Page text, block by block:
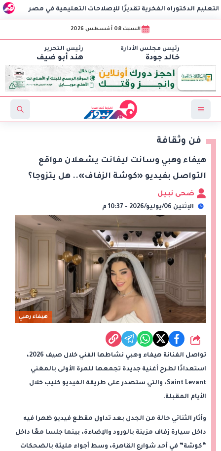
وزارة الصحة تستقبل اكتر من 71 مليون زيارة تقديرًا للإصلاحات التعليمية في مصر
السبت 08 أغسطس 2026
رئيس مجلس الأدارة
خالد جودة
رئيس التحرير
هند أبو ضيف
فن وثقافة
هيفاء وهبي وسانت ليفانت يشعلان مواقع
التواصل بفيديو «كوشة الزفاف».. هل يتزوجا؟
ضحى نبيل
الإثنين 06/يوليو/2026 - 10:37 م
هيفاء رهبي
شارك
تواصل الفنانة هيفاء وهبي نشاطها الفني خلال صيف 2026،
استعدادًا لطرح أغنية جديدة تجمعها للمرة الأولى بالمغني
Saint Levant، والتي ستصدر على طريقة الفيديو كليب خلال
الأيام المقبلة.
وأثار الثنائي حالة من الجدل بعد تداول مقطع فيديو ظهرا فيه
داخل سيارة زفاف مزينة بالورود والإضاءة، بينما جلسا معًا داخل
“كوشة” في أحد شوارع القاهرة، وسط أجواء مليئة بالضحكات